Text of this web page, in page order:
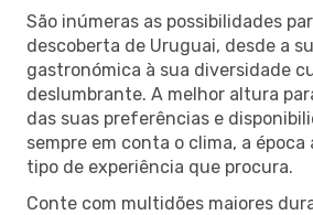
São inúmeras as possibilidades
descoberta de Uruguai, desde a
gastronómica à sua diversidade
deslumbrante. A melhor altura
das suas preferências e
sempre em conta o clima, a
tipo de experiência que procura.
Conte com multidões maiores